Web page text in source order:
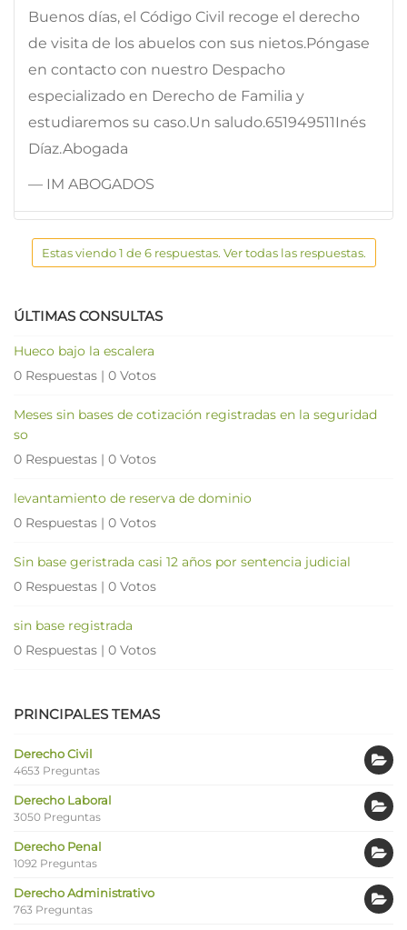
Buenos días, el Código Civil recoge el derecho
de visita de los abuelos con sus nietos.Póngase
en contacto con nuestro Despacho
especializado en Derecho de Familia y
estudiaremos su caso.Un saludo.651949511Inés
Díaz.Abogada
— IM ABOGADOS
Estas viendo 1 de 6 respuestas. Ver todas las respuestas.
ÚLTIMAS CONSULTAS
Hueco bajo la escalera
0 Respuestas | 0 Votos
Meses sin bases de cotización registradas en la seguridad
so
0 Respuestas | 0 Votos
levantamiento de reserva de dominio
0 Respuestas | 0 Votos
Sin base geristrada casi 12 años por sentencia judicial
0 Respuestas | 0 Votos
sin base registrada
0 Respuestas | 0 Votos
PRINCIPALES TEMAS
Derecho Civil
4653 Preguntas
Derecho Laboral
3050 Preguntas
Derecho Penal
1092 Preguntas
Derecho Administrativo
763 Preguntas